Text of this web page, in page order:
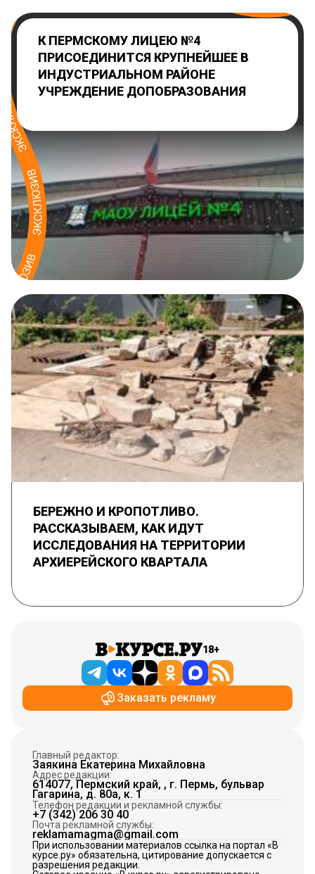
К ПЕРМСКОМУ ЛИЦЕЮ №4
ПРИСОЕДИНИТСЯ КРУПНЕЙШЕЕ В
ИНДУСТРИАЛЬНОМ РАЙОНЕ
УЧРЕЖДЕНИЕ ДОПОБРАЗОВАНИЯ
БЕРЕЖНО И КРОПОТЛИВО.
РАССКАЗЫВАЕМ, КАК ИДУТ
ИССЛЕДОВАНИЯ НА ТЕРРИТОРИИ
АРХИЕРЕЙСКОГО КВАРТАЛА
18+
Заказать рекламу
Главный редактор:
Заякина Екатерина Михайловна
Адрес редакции:
614077, Пермский край, , г. Пермь, бульвар
Гагарина, д. 80а, к. 1
Телефон редакции и рекламной службы:
+7 (342) 206 30 40
Почта рекламной службы:
reklamamagma@gmail.com
При использовании материалов ссылка на портал «В
курсе.ру» обязательна, цитирование допускается с
разрешения редакции.